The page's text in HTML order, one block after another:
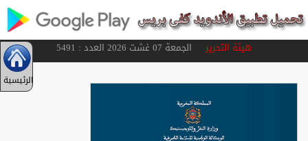
هيئة التحريرالجمعة 07 غشت 2026 العدد : 5491
الرئيسية